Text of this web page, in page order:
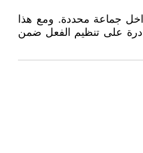
جماعة محددة. ومع هذا
على تنظيم الفعل ضمن